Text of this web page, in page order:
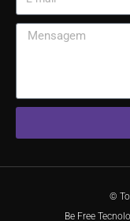
©
Be Free